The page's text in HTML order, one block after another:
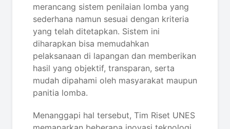
merancang sistem penilaian lomba yang
sederhana namun sesuai dengan kriteria
yang telah ditetapkan. Sistem ini
diharapkan bisa memudahkan
pelaksanaan di lapangan dan memberikan
hasil yang objektif, transparan, serta
mudah dipahami oleh masyarakat maupun
panitia lomba.
Menanggapi hal tersebut, Tim Riset UNES